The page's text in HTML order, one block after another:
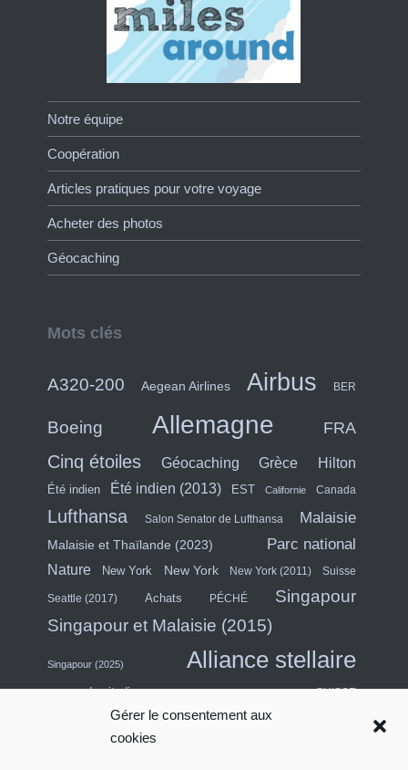
Gérer le consentement aux
cookies
Notre équipe
Coopération
Articles pratiques pour votre voyage
Acheter des photos
Géocaching
Mots clés
A320-200 Aegean Airlines Airbus BER
Boeing Allemagne FRA
Cinq étoiles Géocaching Grèce Hilton
Été indien Été indien (2013) EST Californie Canada
Lufthansa Salon Senator de Lufthansa Malaisie
Malaisie et Thaïlande (2023) Parc national
Nature New York New York New York (2011) Suisse
Seattle (2017) Achats PÉCHÉ
Singapour
Singapour et Malaisie (2015)
Singapour (2025) Alliance stellaire
escapade citadine SUISSE
Asie du Sud-Est (2011)